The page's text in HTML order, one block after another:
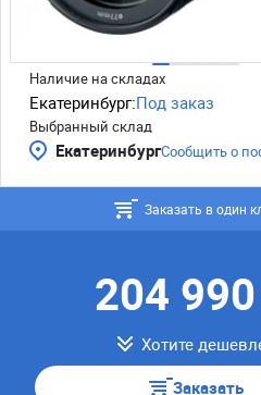
Наличие на складах
Екатеринбург:Под заказ
Выбранный склад
ЕкатеринбургСообщить о
Заказать в один
204
Хотите
Заказать